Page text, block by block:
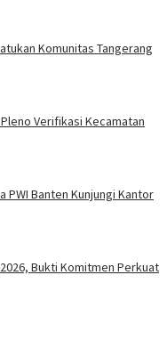
Komunitas Tangerang
Verifikasi Kecamatan
PWI Banten Kunjungi Kantor
Bukti Komitmen Perkuat